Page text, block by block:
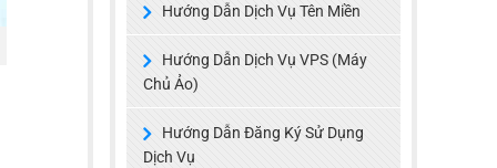
Hướng Dẫn Dịch Vụ Tên Miền
Hướng Dẫn Dịch Vụ VPS (Máy
Chủ Ảo)
Hướng Dẫn Đăng Ký Sử Dụng
Dịch Vụ